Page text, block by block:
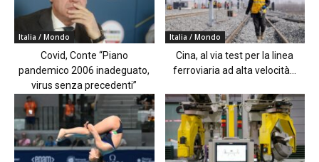
Italia / Mondo
Covid, Conte “Piano
pandemico 2006 inadeguato,
virus senza precedenti”
Italia / Mondo
Cina, al via test per la linea
ferroviaria ad alta velocità...